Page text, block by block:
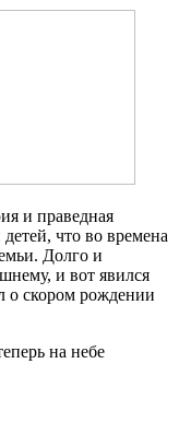
и праведная
что во времена
Долго и
и вот явился
о скором рождении
на небе